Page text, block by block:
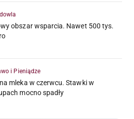
obszar wsparcia. Nawet 500 tys.
i Pieniądze
mleka w czerwcu. Stawki w
mocno spadły